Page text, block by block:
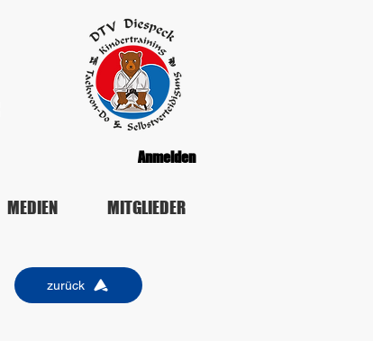
Anmelden
MEDIEN MITGLIEDER
zurück